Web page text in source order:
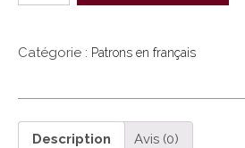
LYDIE
(FR)
Catégorie : Patrons en français
Description Avis (0)